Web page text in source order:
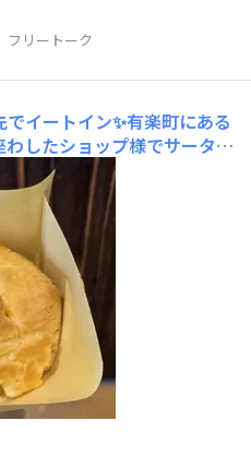
フリートーク
でイートイン✨️有楽町にある
したショップ様でサーター
ナック?系美味しいんです
、サーターアンダギーのプ
はイートインスペースで頂
わで美味しい☺️そして店